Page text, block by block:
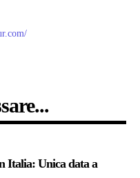
Italia: Unica data a